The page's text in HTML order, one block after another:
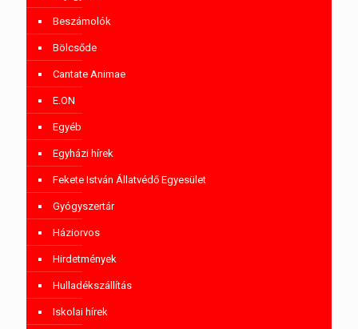
Beszámolók
Bölcsőde
Cantate Animae
E.ON
Egyéb
Egyházi hírek
Fekete István Állatvédő Egyesület
Gyógyszertár
Háziorvos
Hirdetmények
Hulladékszállítás
Iskolai hírek